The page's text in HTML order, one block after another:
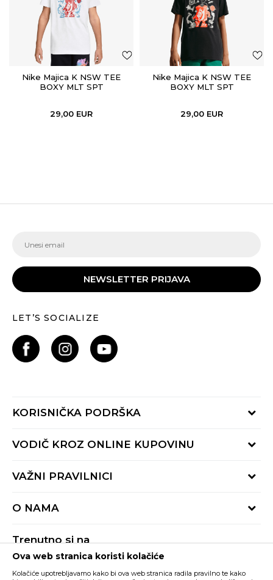
Nike Majica K NSW TEE
BOXY MLT SPT
29,00 EUR
Nike Majica K NSW TEE
BOXY MLT SPT
29,00 EUR
NEWSLETTER PRIJAVA
LET’S SOCIALIZE
KORISNIČKA PODRŠKA
Provjeri status porudžbine
Radno vrijeme 9-16h
VODIČ KROZ ONLINE KUPOVINU
Načini isporuke
Reklamacije
VAŽNI PRAVILNICI
Pravila Sport&Bonus programa
O NAMA
Trenutno si na
Buzz Crna Gora PROMIJENI
Ova web stranica koristi kolačiće
Kolačiće upotrebljavamo kako bi ova web stranica radila pravilno te kako